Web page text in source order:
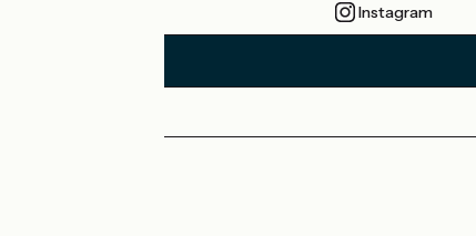
Instagram